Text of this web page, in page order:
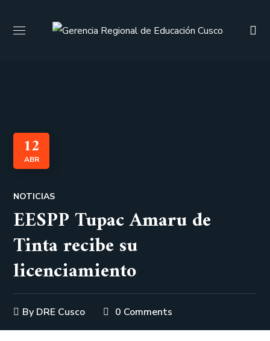
12
ABR
NOTICIAS
EESPP Tupac Amaru de
Tinta recibe su
licenciamiento
By DRE Cusco 0 Comments